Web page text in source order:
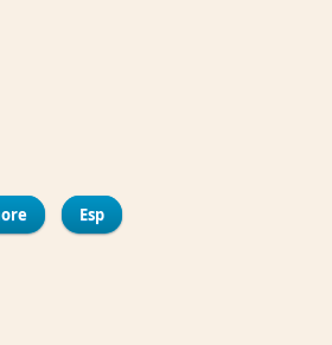
about Mahalo Poké
Esp